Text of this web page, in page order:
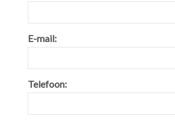
E-mail:
Telefoon: